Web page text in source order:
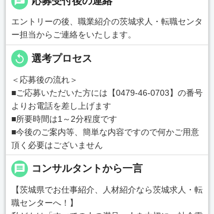
エントリーの後、職業紹介の茨城求人・転職センタ
ー担当からご連絡をいたします。
replay 選考プロセス
＜応募後の流れ＞
■ご応募いただいた方には【0479-46-0703】の番号
よりお電話を差し上げます
■所要時間は1～2分程度です
■今後のご案内等、簡単な内容ですので何かご用意
頂く必要はございません
message コンサルタントから一言
【茨城県でお仕事紹介、人材紹介なら茨城求人・転
職センターへ！】